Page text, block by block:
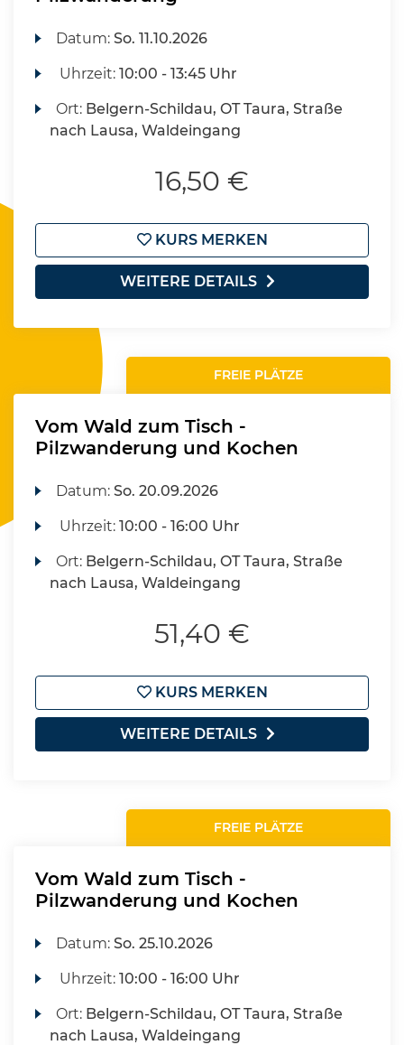
Datum:So. 11.10.2026
Uhrzeit:10:00 - 13:45 Uhr
Ort: Belgern-Schildau, OT Taura, Straße
nach Lausa, Waldeingang
16,50 €
KURS MERKEN
WEITERE DETAILS
FREIE PLÄTZE
Vom Wald zum Tisch -
Pilzwanderung und Kochen
Datum:So. 20.09.2026
Uhrzeit:10:00 - 16:00 Uhr
Ort: Belgern-Schildau, OT Taura, Straße
nach Lausa, Waldeingang
51,40 €
KURS MERKEN
WEITERE DETAILS
FREIE PLÄTZE
Vom Wald zum Tisch -
Pilzwanderung und Kochen
Datum:So. 25.10.2026
Uhrzeit:10:00 - 16:00 Uhr
Ort: Belgern-Schildau, OT Taura, Straße
nach Lausa, Waldeingang